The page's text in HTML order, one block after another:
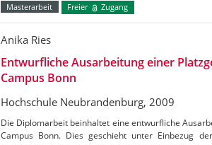
Masterarbeit Freier Zugang
Anika Ries
Entwurfliche Ausarbeitung einer
Campus Bonn
Hochschule Neubrandenburg, 2009
Die Diplomarbeit beinhaltet eine entwurfliche
Campus Bonn. Dies geschieht unter Einbezug